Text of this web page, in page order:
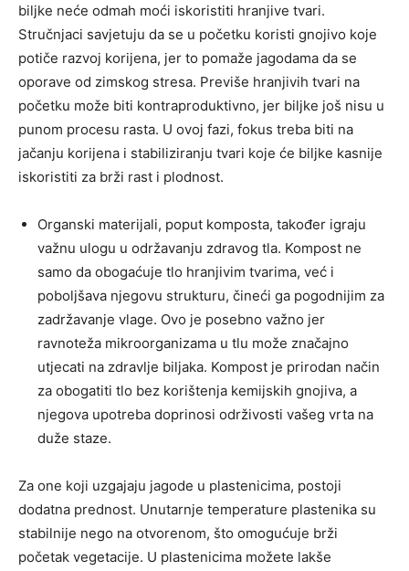
biljke neće odmah moći iskoristiti hranjive tvari.
Stručnjaci savjetuju da se u početku koristi gnojivo koje
potiče razvoj korijena, jer to pomaže jagodama da se
oporave od zimskog stresa. Previše hranjivih tvari na
početku može biti kontraproduktivno, jer biljke još nisu u
punom procesu rasta. U ovoj fazi, fokus treba biti na
jačanju korijena i stabiliziranju tvari koje će biljke kasnije
iskoristiti za brži rast i plodnost.
Organski materijali, poput komposta, također igraju
važnu ulogu u održavanju zdravog tla. Kompost ne
samo da obogaćuje tlo hranjivim tvarima, već i
poboljšava njegovu strukturu, čineći ga pogodnijim za
zadržavanje vlage. Ovo je posebno važno jer
ravnoteža mikroorganizama u tlu može značajno
utjecati na zdravlje biljaka. Kompost je prirodan način
za obogatiti tlo bez korištenja kemijskih gnojiva, a
njegova upotreba doprinosi održivosti vašeg vrta na
duže staze.
Za one koji uzgajaju jagode u plastenicima, postoji
dodatna prednost. Unutarnje temperature plastenika su
stabilnije nego na otvorenom, što omogućuje brži
početak vegetacije. U plastenicima možete lakše